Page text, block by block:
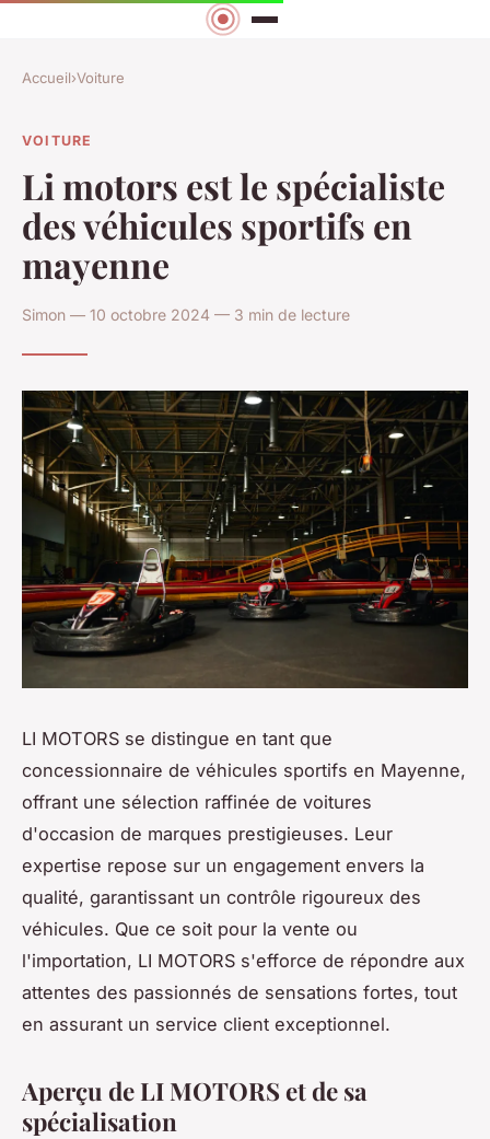
Accueil›Voiture
VOITURE
Li motors est le spécialiste
des véhicules sportifs en
mayenne
Simon — 10 octobre 2024 — 3 min de lecture
LI MOTORS se distingue en tant que
concessionnaire de véhicules sportifs en Mayenne,
offrant une sélection raffinée de voitures
d'occasion de marques prestigieuses. Leur
expertise repose sur un engagement envers la
qualité, garantissant un contrôle rigoureux des
véhicules. Que ce soit pour la vente ou
l'importation, LI MOTORS s'efforce de répondre aux
attentes des passionnés de sensations fortes, tout
en assurant un service client exceptionnel.
Aperçu de LI MOTORS et de sa
spécialisation